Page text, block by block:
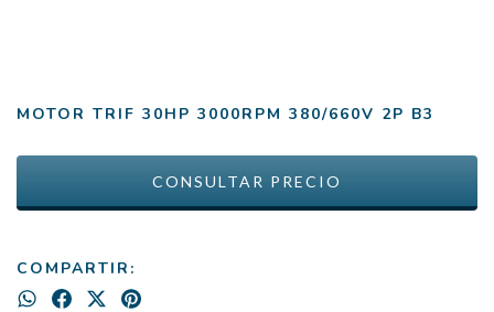
MOTOR TRIF 30HP 3000RPM 380/660V 2P B3
COMPARTIR: